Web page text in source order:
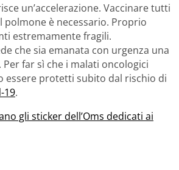
un’accelerazione. Vaccinare tutti
polmone è necessario. Proprio
estremamente fragili.
che sia emanata con urgenza una
far sì che i malati oncologici
essere protetti subito dal rischio di
19.
gli sticker dell’Oms dedicati ai